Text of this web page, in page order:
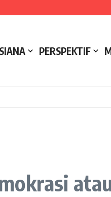
PERSPEKTIF